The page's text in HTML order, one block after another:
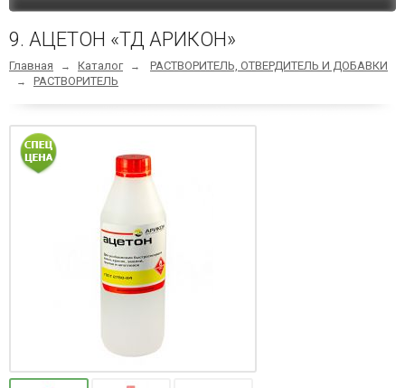
9. АЦЕТОН «ТД АРИКОН»
Главная → Каталог → РАСТВОРИТЕЛЬ, ОТВЕРДИТЕЛЬ И ДОБАВКИ
→ РАСТВОРИТЕЛЬ